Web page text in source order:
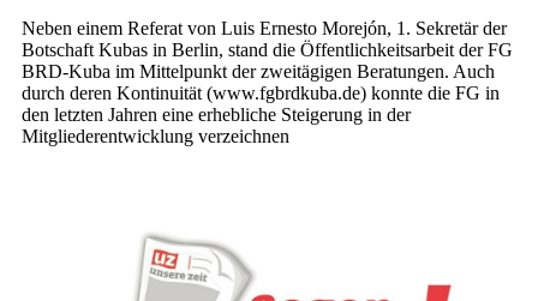
Neben einem Referat von Luis Ernesto Morejón, 1. Sekretär der
Botschaft Kubas in Berlin, stand die Öffentlichkeitsarbeit der FG
BRD-Kuba im Mittelpunkt der zweitägigen Beratungen. Auch
durch deren Kontinuität (www.fgbrdkuba.de) konnte die FG in
den letzten Jahren eine erhebliche Steigerung in der
Mitgliederentwicklung verzeichnen